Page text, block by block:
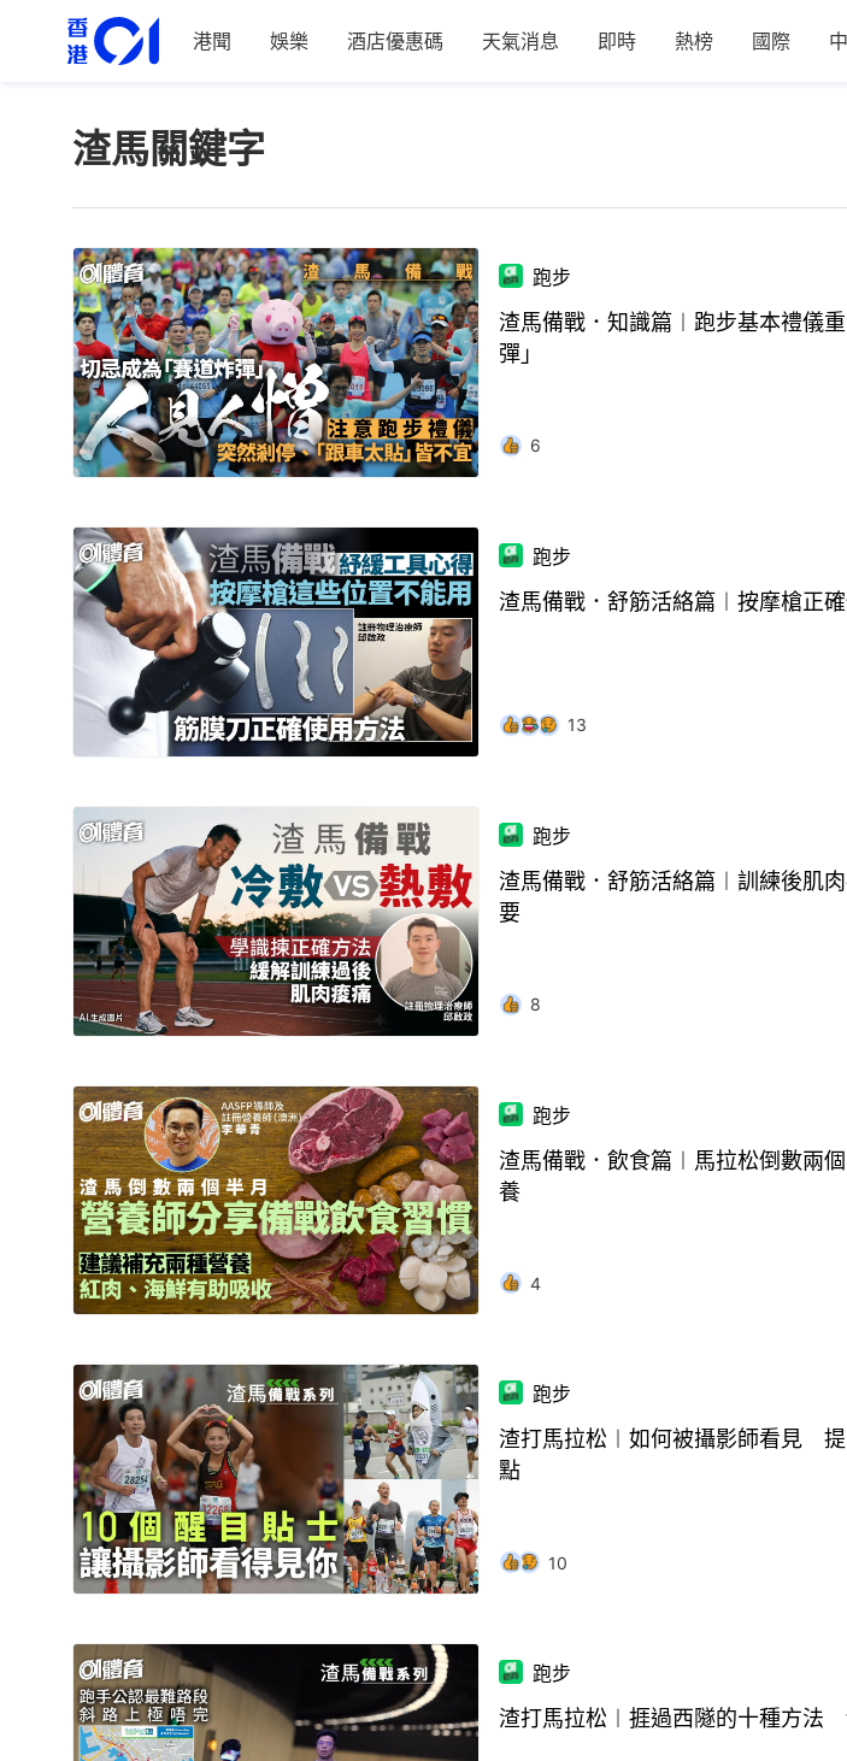
港聞 娛樂 酒店優惠碼 天氣消息 即時 熱榜 國際
渣馬關鍵字
跑步
渣馬備戰．知識篇︱跑步基本禮儀
彈」
6
跑步
渣馬備戰．舒筋活絡篇︱按摩槍正
13
跑步
渣馬備戰．舒筋活絡篇︱訓練後肌
要
8
跑步
渣馬備戰．飲食篇︱馬拉松倒數兩
養
4
跑步
渣打馬拉松︱如何被攝影師看見
點
10
跑步
渣打馬拉松︱捱過西隧的十種方